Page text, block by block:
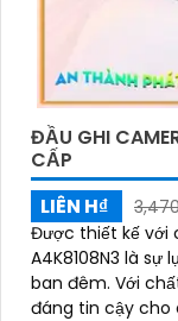
ĐẦU GHI
CẤP
LIÊN H₫
Được thiết kế với
A4K8108N3 là
ban đêm. Với chất lượng hình sắc nét, sản phẩm này
đáng tin cậy cho